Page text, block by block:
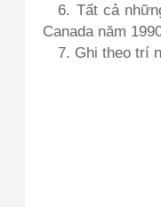
6. Tất cả
Canada năm
7. Ghi theo trí